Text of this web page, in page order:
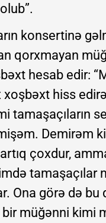
konsertinə
qorxmayan
hesab edir:
hiss
tamaşaçıların
Demirəm
çoxdur,
tamaşaçılar
Ona görə də
bir müğənni kimi